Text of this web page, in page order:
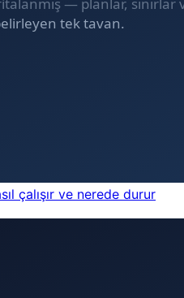
çalışır ve nerede durur